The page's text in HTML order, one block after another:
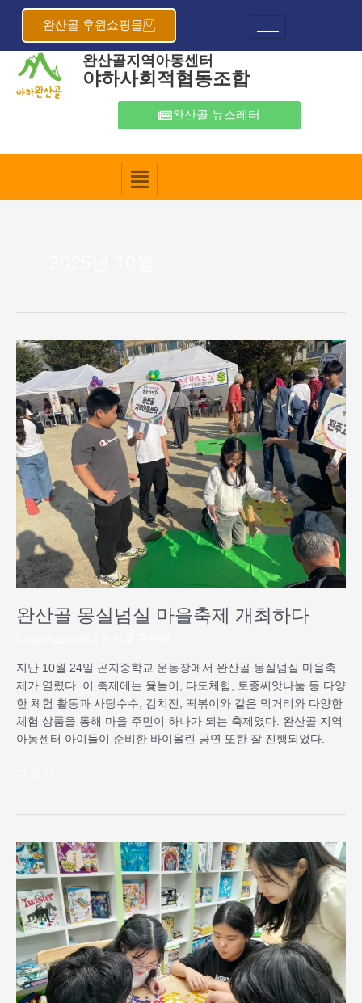
완산골 후원쇼핑몰
완산골지역아동센터
야하사회적협동조합
완산골 뉴스레터
완산골 몽실넘실 마을축제 개최하다
지난 10월 24일 곤지중학교 운동장에서 완산골 몽실넘실 마을축
제가 열렸다. 이 축제에는 윷놀이, 다도체험, 토종씨앗나눔 등 다양
한 체험 활동과 사탕수수, 김치전, 떡볶이와 같은 먹거리와 다양한
체험 상품을 통해 마을 주민이 하나가 되는 축제였다. 완산골 지역
아동센터 아이들이 준비한 바이올린 공연 또한 잘 진행되었다.
완
산
골
몽
실
넘
실
마
을
축
개
최
하
완
산
지
역
아
동
센
터